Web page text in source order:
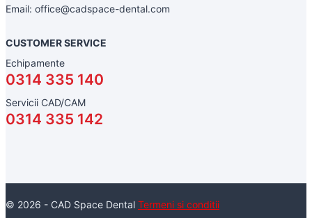
Email: office@cadspace-dental.com
CUSTOMER SERVICE
Echipamente
0314 335 140
Servicii CAD/CAM
0314 335 142
© 2026 - CAD Space Dental Termeni si conditii